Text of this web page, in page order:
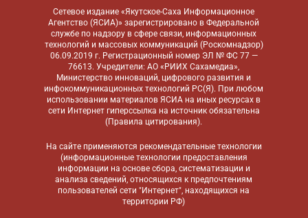
Сетевое издание «Якутское-Саха Информационное
Агентство (ЯСИА)» зарегистрировано в Федеральной
службе по надзору в сфере связи, информационных
технологий и массовых коммуникаций (Роскомнадзор)
06.09.2019 г. Регистрационный номер ЭЛ № ФС 77 —
76613. Учредители: АО «РИИХ Сахамедиа»,
Министерство инноваций, цифрового развития и
инфокоммуникационных технологий РС(Я). При любом
использовании материалов ЯСИА на иных ресурсах в
сети Интернет гиперссылка на источник обязательна
(Правила цитирования).
На сайте применяются рекомендательные технологии
(информационные технологии предоставления
информации на основе сбора, систематизации и
анализа сведений, относящихся к предпочтениям
пользователей сети "Интернет", находящихся на
территории РФ)